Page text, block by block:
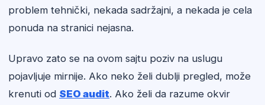
problem tehnički, nekada sadržajni, a nekada je cela
ponuda na stranici nejasna.
Upravo zato se na ovom sajtu poziv na uslugu
pojavljuje mirnije. Ako neko želi dublji pregled, može
krenuti od SEO audit. Ako želi da razume okvir